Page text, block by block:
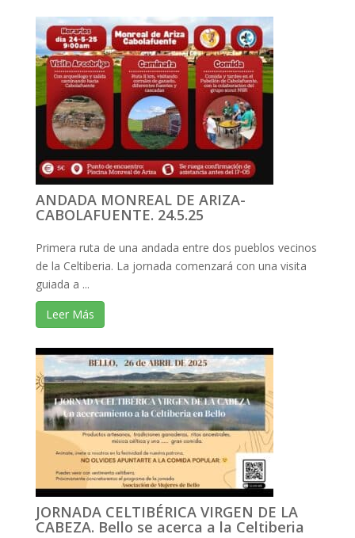
ANDADA MONREAL DE ARIZA-
CABOLAFUENTE. 24.5.25
Primera ruta de una andada entre dos pueblos vecinos
de la Celtiberia. La jornada comenzará con una visita
guiada a ...
Leer Más
JORNADA CELTIBÉRICA VIRGEN DE LA
CABEZA. Bello se acerca a la Celtiberia